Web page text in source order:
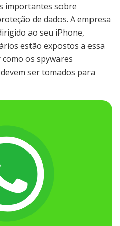
importantes sobre
de dados. A empresa
ao seu iPhone,
estão expostos a essa
os spywares
ser tomados para